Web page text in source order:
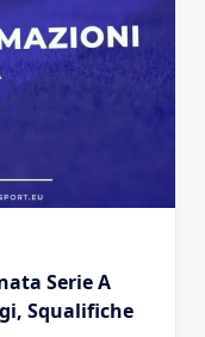
Serie A
Squalifiche